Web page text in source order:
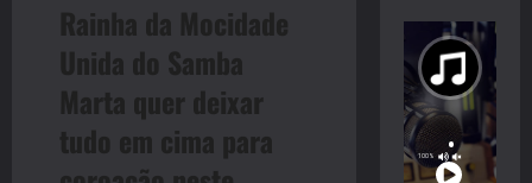
Rainha da Mocidade
Unida do Samba
Marta quer deixar
tudo em cima para